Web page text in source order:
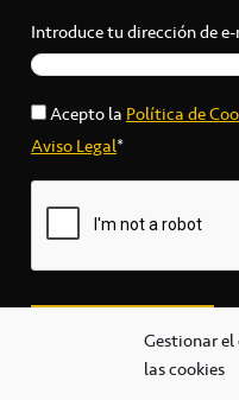
Gestionar
las cookies
Introduce tu dirección de
Acepto la Política de
Aviso Legal*